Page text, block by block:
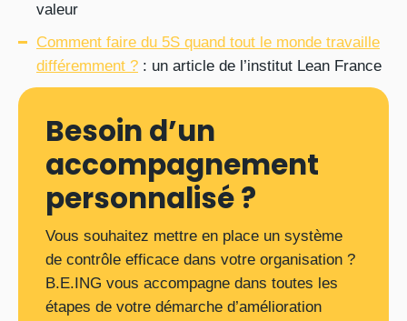
valeur
Comment faire du 5S quand tout le monde travaille
différemment ? : un article de l’institut Lean France
Besoin d’un
accompagnement
personnalisé ?
Vous souhaitez mettre en place un système
de contrôle efficace dans votre organisation ?
B.E.ING vous accompagne dans toutes les
étapes de votre démarche d’amélioration